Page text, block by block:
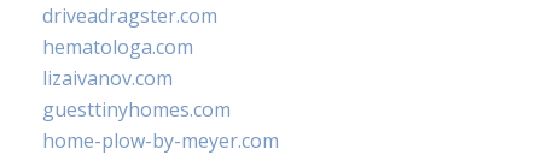
driveadragster.com
hematologa.com
lizaivanov.com
guesttinyhomes.com
home-plow-by-meyer.com